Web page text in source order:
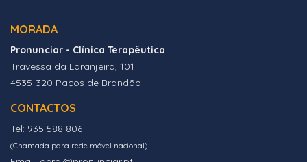
MORADA
Pronunciar - Clínica Terapêutica
Travessa da Laranjeira, 101
4535-320 Paços de Brandão
CONTACTOS
Tel: 935 588 806
(Chamada para rede móvel nacional)